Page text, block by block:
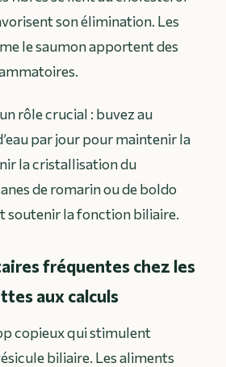
son élimination. Les
le saumon apportent des
rôle crucial : buvez au
par jour pour maintenir la
la cristallisation du
de romarin ou de boldo
soutenir la fonction biliaire.
fréquentes chez les
aux calculs
copieux qui stimulent
biliaire. Les aliments